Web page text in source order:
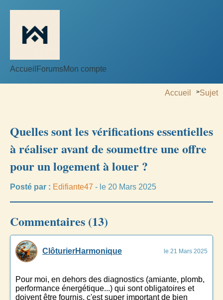
Accueil ForumsMon compte
Accueil >Sujet
Quelles sont les vérifications essentielles
à réaliser avant de soumettre une offre
pour un logement à louer ?
Posté par : Edifiante47 - le 20 Mars 2025
Commentaires (13)
ClôturierHarmonique le 21 Mars 2025
Pour moi, en dehors des diagnostics (amiante, plomb,
performance énergétique...) qui sont obligatoires et
doivent être fournis, c'est super important de bien